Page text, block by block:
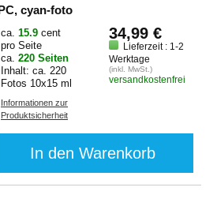
Druckerpatrone 363 PC, cyan-foto
ca. 15.9 cent
pro Seite
ca. 220 Seiten
Inhalt: ca. 220
Fotos 10x15 ml
Informationen zur
Produktsicherheit
34,99 €
Lieferzeit : 1-2
Werktage
(inkl. MwSt.)
versandkostenfrei
In den Warenkorb